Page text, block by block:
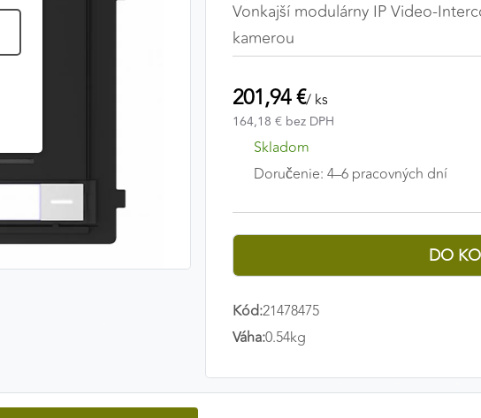
Vonkajší modulárny IP Video-
kamerou
201,94 €/ ks
164,18 € bez DPH
Skladom
Doručenie: 4–6 pracovných dní
Kód:21478475
Váha:0.54kg